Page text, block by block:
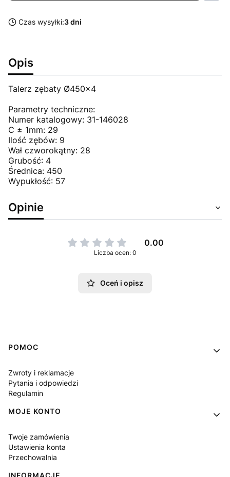
Czas wysyłki:3 dni
Opis
Talerz zębaty Ø450x4
Parametry techniczne:
Numer katalogowy: 31-146028
C ± 1mm: 29
Ilość zębów: 9
Wał czworokątny: 28
Grubość: 4
Średnica: 450
Wypukłość: 57
Opinie
0.00
Liczba ocen: 0
Oceń i opisz
Linki w stopce
POMOC
Zwroty i reklamacje
Pytania i odpowiedzi
Regulamin
MOJE KONTO
Twoje zamówienia
Ustawienia konta
Przechowalnia
INFORMACJE